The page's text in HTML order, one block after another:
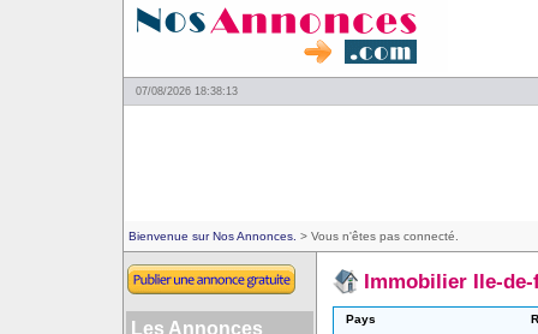
07/08/2026 18:38:13
Bienvenue sur Nos Annonces. > Vous n'êtes pas connecté.
Les Annonces
Immobilier Ile-de-
Pays